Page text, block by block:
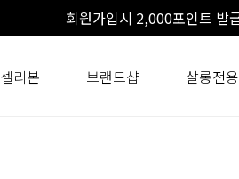
회원가입시 2,000포인트 발
셀리본 브랜드샵 살롱전